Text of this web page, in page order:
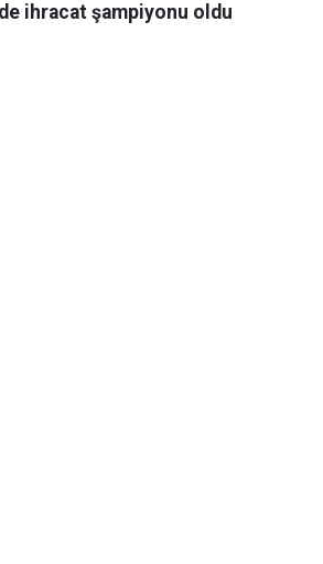
ihracat şampiyonu oldu